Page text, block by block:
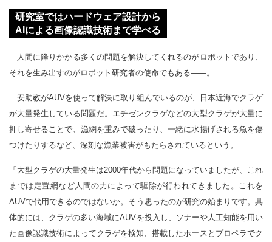
研究室ではハードウェア設計から
AIによる画像認識技術まで学べる
人間に降りかかる多くの問題を解決してくれるのがロボットであり、
それを生み出すのがロボット研究者の使命でもある――。
安助教がAUVを使って解決に取り組んでいるのが、日本近海でクラゲ
が大量発生している問題だ。エチゼンクラゲなどの大型クラゲが大量に
押し寄せることで、漁網を重みで破ったり、一緒に水揚げされる魚を傷
つけたりするなど、深刻な漁業被害がもたらされているという。
「大型クラゲの大量発生は2000年代から問題になっていましたが、これ
までは定置網など人間の力によって駆除が行われてきました。これを
AUVで代用できるのではないか。そう思ったのが研究の始まりです。具
体的には、クラゲの多い海域にAUVを投入し、ソナーや人工知能を用い
た画像認識技術によってクラゲを検知、搭載したホースとプロペラでク